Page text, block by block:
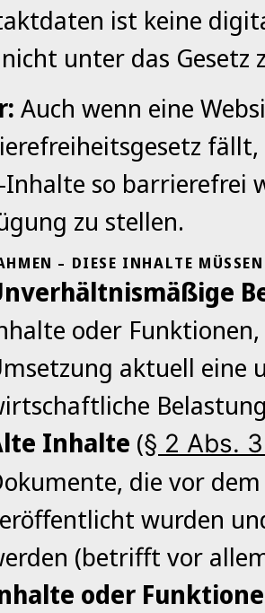
ist keine
unter das Gesetz
Auch wenn eine
fällt,
Inhalte so barrierefrei
zu stellen.
– DIESE INHALTE
oder
aktuell eine
Inhalte (§ 2 Abs.
die vor dem
wurden
(betrifft vor
oder